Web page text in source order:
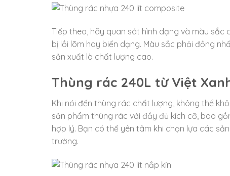
Tiếp theo, hãy quan sát hình dạng và màu
bị lồi lõm hay biến dạng. Màu sắc phải đồng
sản xuất là chất lượng cao.
Thùng rác 240L từ Việt
Khi nói đến thùng rác chất lượng, không thể
sản phẩm thùng rác với đầy đủ kích cỡ, bao
hợp lý. Bạn có thể yên tâm khi chọn lựa các
trường.